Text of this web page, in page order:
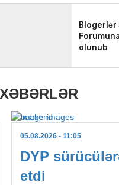
05.08.2026- 11:05
DYP
etdi